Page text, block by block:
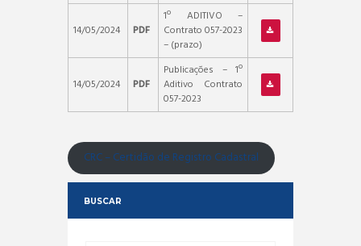
14/05/2024 PDF
1º ADITIVO –
Contrato 057-2023
– (prazo)
14/05/2024 PDF
Publicações – 1º
Aditivo Contrato
057-2023
CRC – Certidão de Registro Cadastral
BUSCAR